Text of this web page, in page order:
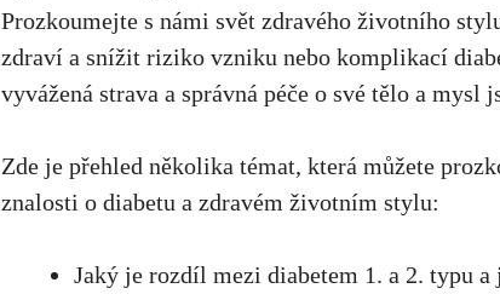
Prozkoumejte s námi ‍svět⁤ zdravého životního
zdraví a snížit riziko ​vzniku nebo komplikací⁣
vyvážená strava‍ a ​správná péče o své‍ tělo a
Zde⁢ je ⁢přehled⁤ několika témat, která můžete
znalosti o​ diabetu a zdravém‍ životním stylu:
Jaký je rozdíl⁤ mezi diabetem 1. a 2. typu